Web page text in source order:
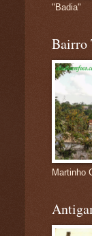
"Badia"
Bairro
Martinho